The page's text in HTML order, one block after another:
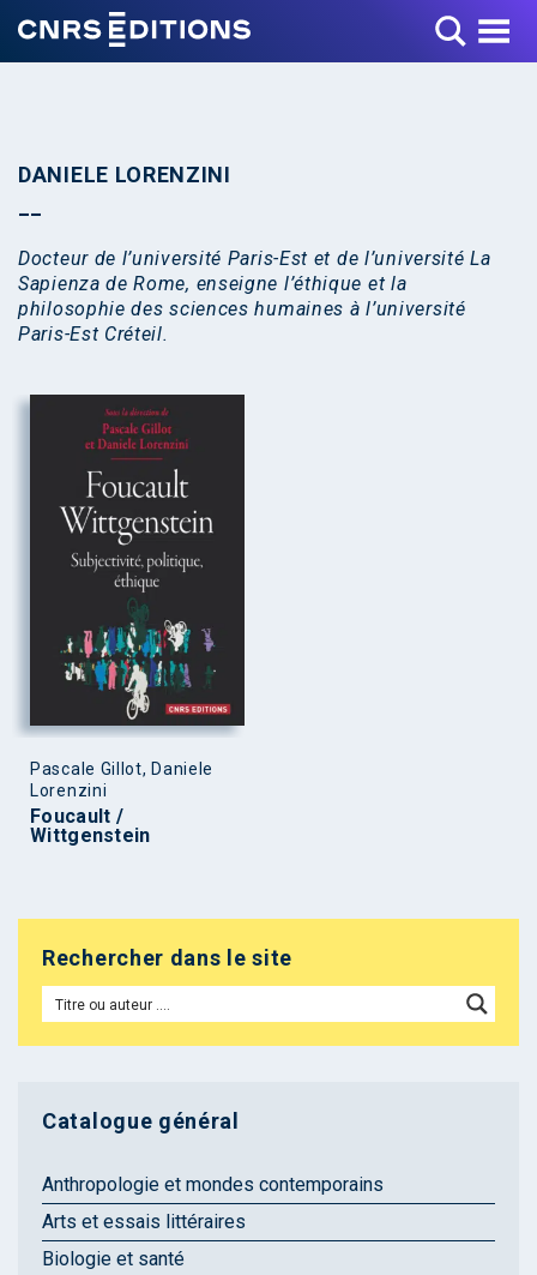
Toggle Menu
DANIELE LORENZINI
Docteur de l’université Paris-Est et de l’université La
Sapienza de Rome, enseigne l’éthique et la
philosophie des sciences humaines à l’université
Paris-Est Créteil.
Pascale Gillot, Daniele
Lorenzini
Foucault /
Wittgenstein
Rechercher dans le site
Catalogue général
Anthropologie et mondes contemporains
Arts et essais littéraires
Biologie et santé